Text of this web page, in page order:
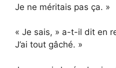
Je ne méritais pas ça. »
« Je sais, » a-t-il dit en
J’ai tout gâché. »